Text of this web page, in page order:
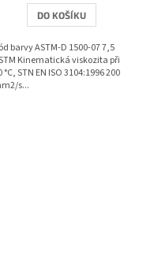
DO KOŠÍKU
barvy ASTM-D 1500-07 7,5
Kinematická viskozita při
°C, STN EN ISO 3104:1996 200
s...